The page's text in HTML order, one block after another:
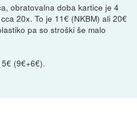
obratovalna doba kartice je 4
20x. To je 11€ (NKBM) ali 20€
pa so stroški še malo
(9€+6€).